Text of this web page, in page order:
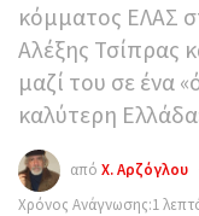
κόμματος ΕΛΑΣ
Αλέξης Τσίπρας
μαζί του σε ένα
καλύτερη
από Χ. Αρζόγλου
Χρόνος Ανάγνωσης:1